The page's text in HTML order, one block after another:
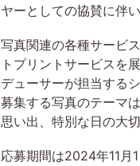
ヤーとしての協賛に伴
写真関連の各種サービ
トプリントサービスを
デューサーが担当する
募集する写真のテーマ
思い出、特別な日の大
応募期間は2024年11月